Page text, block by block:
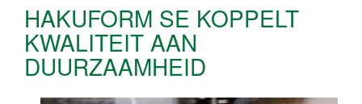
HAKUFORM SE KOPPELT
KWALITEIT AAN
DUURZAAMHEID